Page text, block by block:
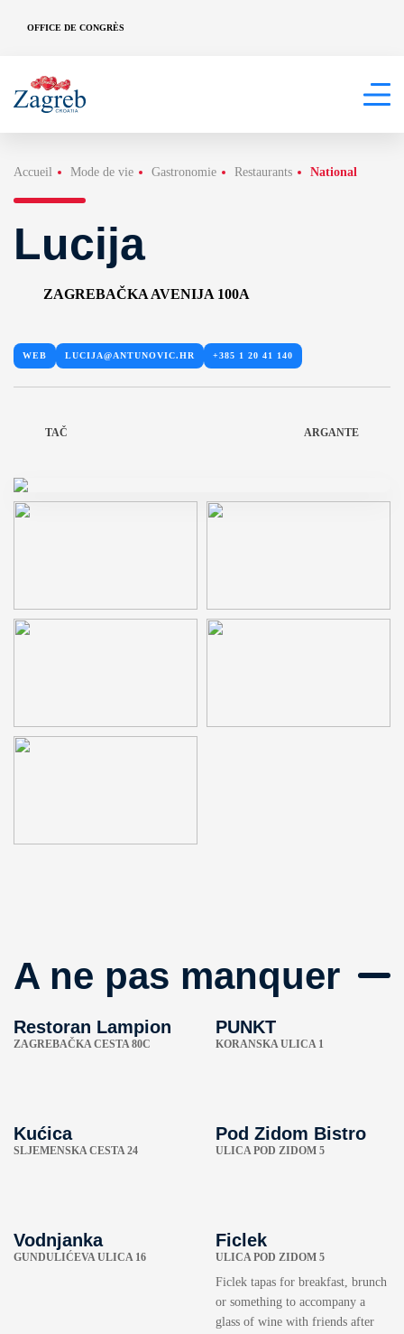
OFFICE DE CONGRÈS
Accueil Mode de vie Gastronomie Restaurants National
Lucija
ZAGREBAČKA AVENIJA 100A
WEB LUCIJA@ANTUNOVIC.HR +385 1 20 41 140
TAČ ARGANTE
A ne pas manquer
Restoran Lampion
ZAGREBAČKA CESTA 80C
PUNKT
KORANSKA ULICA 1
Kućica
SLJEMENSKA CESTA 24
Pod Zidom Bistro
ULICA POD ZIDOM 5
Vodnjanka
GUNDULIĆEVA ULICA 16
Ficlek
ULICA POD ZIDOM 5
Ficlek tapas for breakfast, brunch
or something to accompany a
glass of wine with friends after